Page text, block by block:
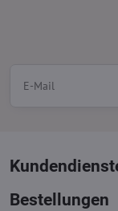
Bestellungen